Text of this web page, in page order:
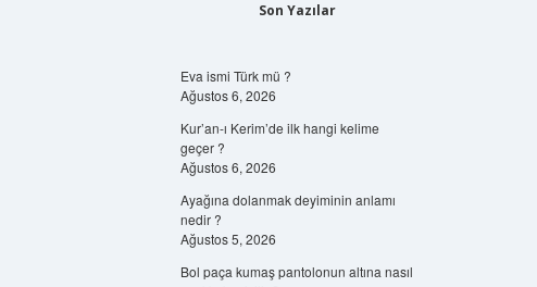
Son Yazılar
Eva ismi Türk mü ?
Ağustos 6, 2026
Kur’an-ı Kerim’de ilk hangi kelime
geçer ?
Ağustos 6, 2026
Ayağına dolanmak deyiminin anlamı
nedir ?
Ağustos 5, 2026
Bol paça kumaş pantolonun altına nasıl